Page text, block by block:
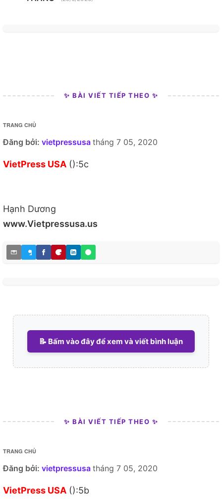
✨ BÀI VIẾT TIẾP THEO ✨
TRANG CHỦ
Đăng bởi: vietpressusa tháng 7 05, 2020
VietPress USA ():5c
Hạnh Dương
www.Vietpressusa.us
📝 Bấm vào đây để xem và viết bình luận
✨ BÀI VIẾT TIẾP THEO ✨
TRANG CHỦ
Đăng bởi: vietpressusa tháng 7 05, 2020
VietPress USA ():5b